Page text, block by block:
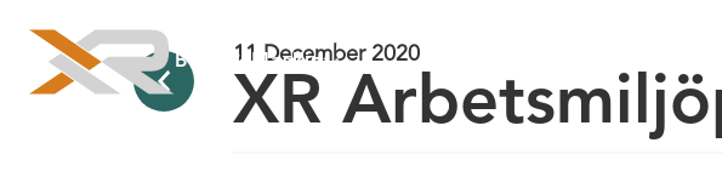
Berg & Maskin
11 December 2020
XR